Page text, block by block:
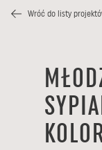
Wróć do listy